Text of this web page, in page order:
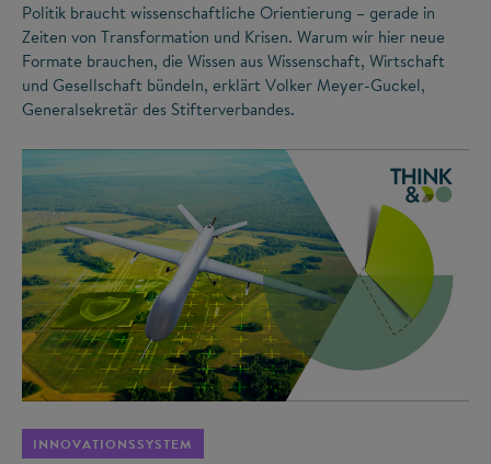
Politik braucht wissenschaftliche Orientierung – gerade in
Zeiten von Transformation und Krisen. Warum wir hier neue
Formate brauchen, die Wissen aus Wissenschaft, Wirtschaft
und Gesellschaft bündeln, erklärt Volker Meyer-Guckel,
Generalsekretär des Stifterverbandes.
INNOVATIONSSYSTEM